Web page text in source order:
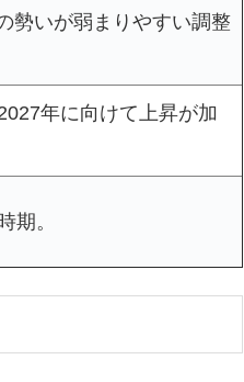
勢いが弱まりやすい調整
年に向けて上昇が加
期。